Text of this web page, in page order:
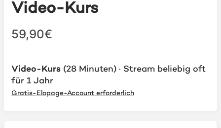
Video-Kurs
59,90€
Video-Kurs (28 Minuten) · Stream beliebig oft
für 1 Jahr
Gratis-Elopage-Account erforderlich